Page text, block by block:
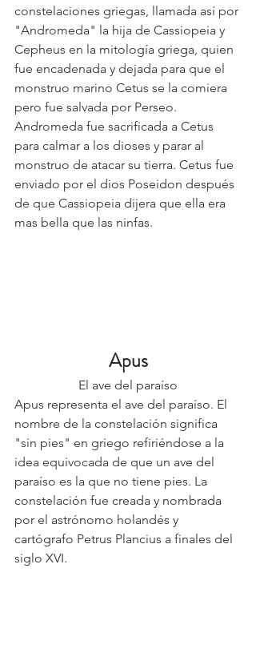
constelaciones griegas, llamada así por
"Andromeda" la hija de Cassiopeia y
Cepheus en la mitología griega, quien
fue encadenada y dejada para que el
monstruo marino Cetus se la comiera
pero fue salvada por Perseo.
Andromeda fue sacrificada a Cetus
para calmar a los dioses y parar al
monstruo de atacar su tierra. Cetus fue
enviado por el dios Poseidon después
de que Cassiopeia dijera que ella era
mas bella que las ninfas.
Apus
El ave del paraíso
Apus representa el ave del paraíso. El
nombre de la constelación significa
"sin pies" en griego refiriéndose a la
idea equivocada de que un ave del
paraíso es la que no tiene pies. La
constelación fue creada y nombrada
por el astrónomo holandés y
cartógrafo Petrus Plancius a finales del
siglo XVI.